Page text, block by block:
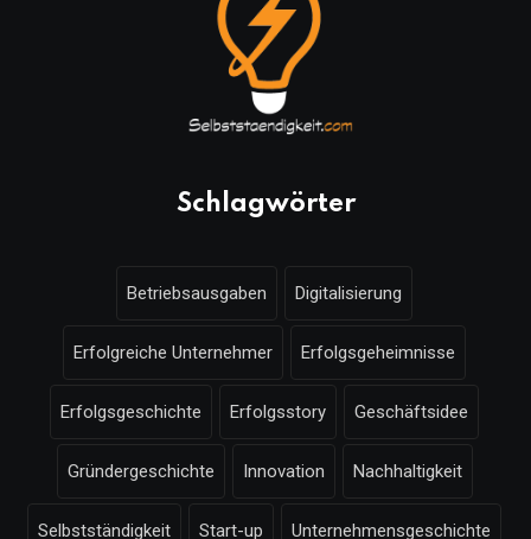
Schlagwörter
Betriebsausgaben Digitalisierung
Erfolgreiche Unternehmer Erfolgsgeheimnisse
Erfolgsgeschichte Erfolgsstory Geschäftsidee
Gründergeschichte Innovation Nachhaltigkeit
Selbstständigkeit Start-up Unternehmensgeschichte